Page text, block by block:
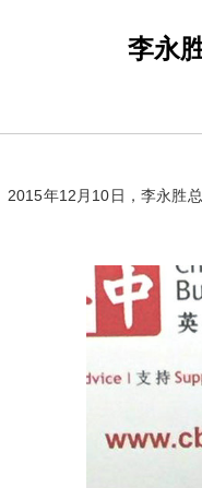
李永
2015年12月10日，李永胜